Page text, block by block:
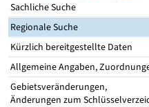
Sachliche Suche
Regionale Suche
Kürzlich bereitgestellte Daten
Allgemeine Angaben,
Gebietsveränderungen,
Änderungen zum